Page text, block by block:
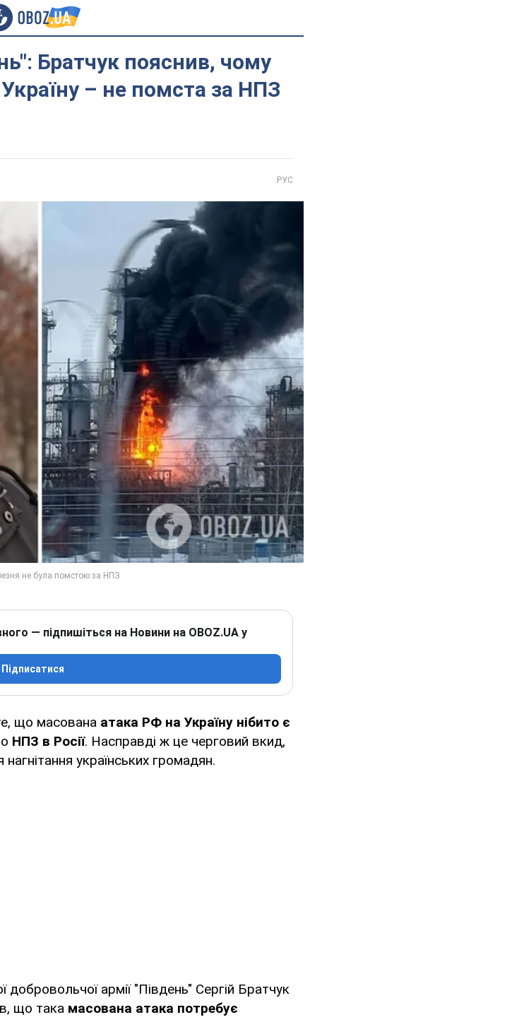
Братчук пояснив, чому
– не помста за НПЗ
РУС
— підпишіться на Новини на OBOZ.UA у
Підписатися
що масована атака РФ на Україну нібито є
НПЗ в Росії. Насправді ж це черговий вкид,
українських громадян.
армії "Південь" Сергій Братчук
що така масована атака потребує